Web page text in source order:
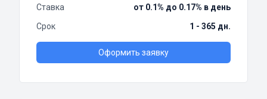
Ставка
от 0.1% до 0.17% в день
Срок
1 - 365 дн.
Оформить заявку